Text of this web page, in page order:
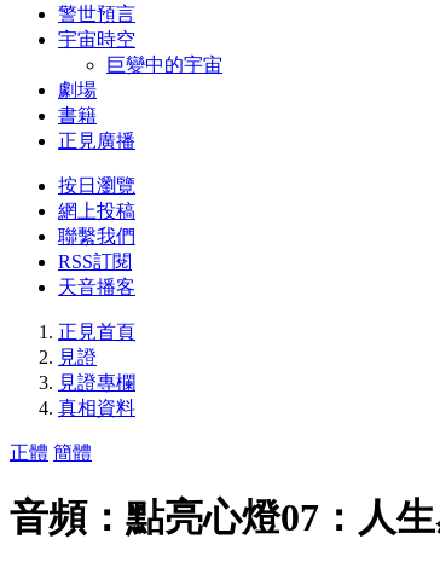
警世預言
宇宙時空
巨變中的宇宙
劇場
書籍
正見廣播
按日瀏覽
網上投稿
聯繫我們
RSS訂閱
天音播客
正見首頁
見證
見證專欄
真相資料
正體 簡體
音頻：點亮心燈07：人